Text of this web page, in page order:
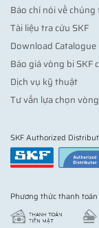
Báo chí nói về chúng
Tài liệu tra cứu SKF
Download Catalogue
Báo giá vòng bi SKF
Dịch vụ kỹ thuật
Tư vấn lựa chọn
SKF Authorized
Phương thức thanh toán